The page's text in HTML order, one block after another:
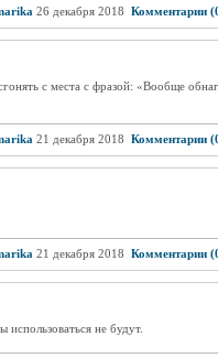
26 декабря 2018 Комментарии
с места с фразой: «Вообще
21 декабря 2018 Комментарии
21 декабря 2018 Комментарии
не будут.